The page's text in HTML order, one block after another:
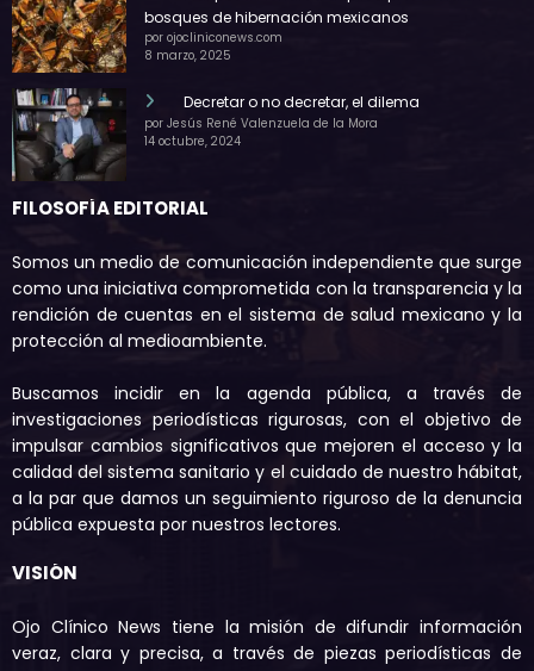
bosques de hibernación mexicanos
por ojocliniconews.com
8 marzo, 2025
Decretar o no decretar, el dilema
por Jesús René Valenzuela de la Mora
14 octubre, 2024
FILOSOFÍA EDITORIAL
Somos un medio de comunicación independiente que surge
como una iniciativa comprometida con la transparencia y la
rendición de cuentas en el sistema de salud mexicano y la
protección al medioambiente.
Buscamos incidir en la agenda pública, a través de
investigaciones periodísticas rigurosas, con el objetivo de
impulsar cambios significativos que mejoren el acceso y la
calidad del sistema sanitario y el cuidado de nuestro hábitat,
a la par que damos un seguimiento riguroso de la denuncia
pública expuesta por nuestros lectores.
VISIÓN
Ojo Clínico News tiene la misión de difundir información
veraz, clara y precisa, a través de piezas periodísticas de